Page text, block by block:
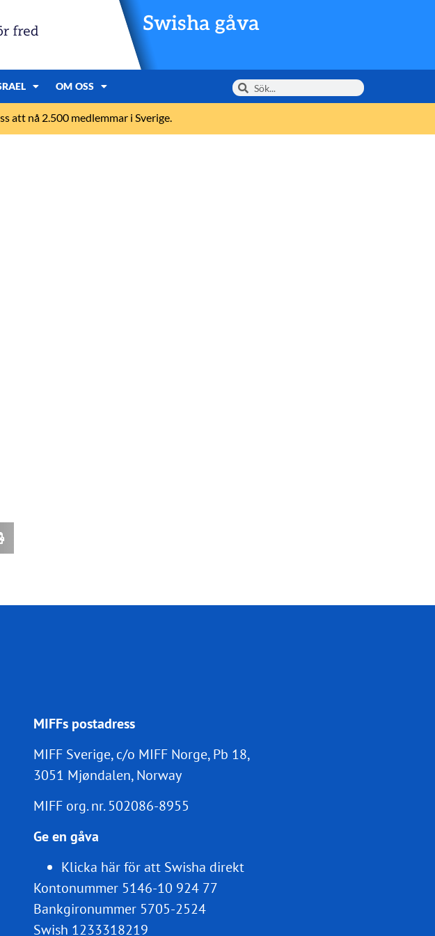
Swisha gåva
OM OSS
att nå 2.500 medlemmar i Sverige.
MIFFs postadress
MIFF Sverige, c/o MIFF Norge, Pb 18,
3051 Mjøndalen, Norway
MIFF org. nr.502086-8955
Ge en gåva
Klicka här för att Swisha direkt
Kontonummer 5146-10 924 77
Bankgironummer 5705-2524
Swish 1233318219